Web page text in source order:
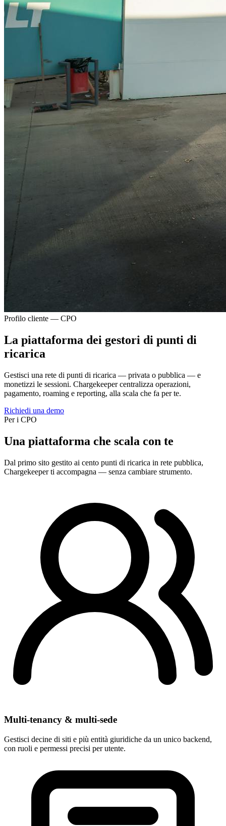
Profilo cliente — CPO
La piattaforma dei gestori di punti di
ricarica
Gestisci una rete di punti di ricarica — privata o pubblica — e
monetizzi le sessioni. Chargekeeper centralizza operazioni,
pagamento, roaming e reporting, alla scala che fa per te.
Richiedi una demo
Per i CPO
Una piattaforma che scala con te
Dal primo sito gestito ai cento punti di ricarica in rete pubblica,
Chargekeeper ti accompagna — senza cambiare strumento.
Multi-tenancy & multi-sede
Gestisci decine di siti e più entità giuridiche da un unico backend,
con ruoli e permessi precisi per utente.